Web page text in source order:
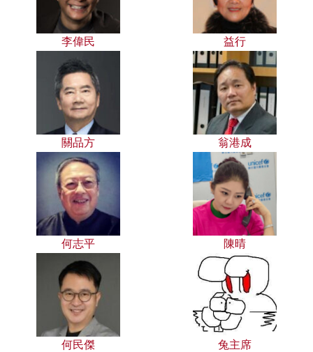
李偉民 益行
關品方 翁港成
何志平 陳晴
何民傑 兔主席